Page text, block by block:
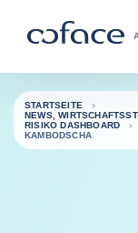
Zurück zur Startseite
STARTSEITE
NEWS,
RISIKO DASHBOARD
KAMBODSCHA